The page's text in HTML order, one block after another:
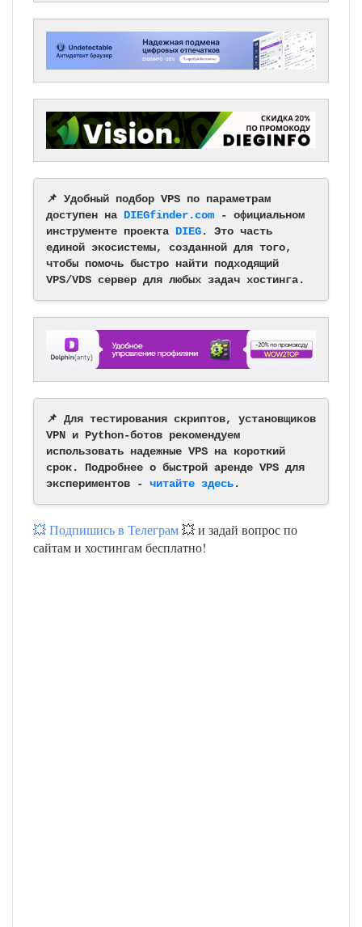
📌 Удобный подбор VPS по параметрам
доступен на DIEGfinder.com - официальном
инструменте проекта DIEG. Это часть
единой экосистемы, созданной для того,
чтобы помочь быстро найти подходящий
VPS/VDS сервер для любых задач хостинга.
📌 Для тестирования скриптов, установщиков
VPN и Python-ботов рекомендуем
использовать надежные VPS на короткий
срок. Подробнее о быстрой аренде VPS для
экспериментов - читайте здесь.
💥 Подпишись в Телеграм💥 и задай вопрос по
сайтам и хостингам бесплатно!